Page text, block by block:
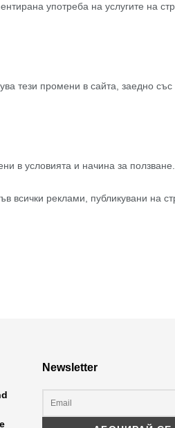
употреба на услугите на
тези промени в сайта, заедно със
в условията и начина за ползване.
всички реклами, публикувани на
Newsletter